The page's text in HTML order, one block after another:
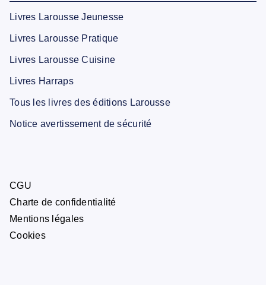
Livres Larousse Jeunesse
Livres Larousse Pratique
Livres Larousse Cuisine
Livres Harraps
Tous les livres des éditions Larousse
Notice avertissement de sécurité
CGU
Charte de confidentialité
Mentions légales
Cookies